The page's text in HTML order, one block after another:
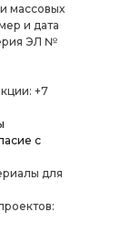
массовых
и дата
ЭЛ №
+7
с
для